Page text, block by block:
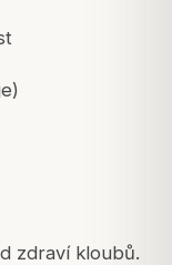
zdraví kloubů.